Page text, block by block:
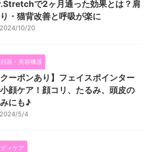
で2ヶ月通った効果とは？肩
・猫背改善と呼吸が楽に
2024/10/20
器・美容機器
クーポンあり】フェイスポインター
顔ケア！顔コリ、たるみ、頭皮の
にも♪
2024/5/4
ィケア